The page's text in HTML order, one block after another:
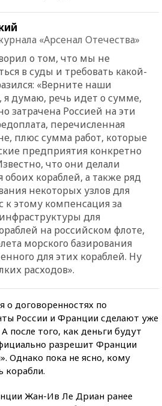
«Арсенал Отечества»
о том, что мы не
в суды и требовать какой-
«Верните наши
думаю, речь идет о сумме,
затрачена Россией на эти
перечисленная
плюс сумма работ, которые
предприятия конкретно
что они делали
кораблей, а также ряд
некоторых узлов для
к этому компенсация за
для
на российском флоте,
морского базирования
для этих кораблей. Ну
расходов».
о договоренностях по
России и Франции сделают уже
после того, как деньги будут
разрешит Франции
Однако пока не ясно, кому
корабли.
Жан-Ив Ле Дриан ранее